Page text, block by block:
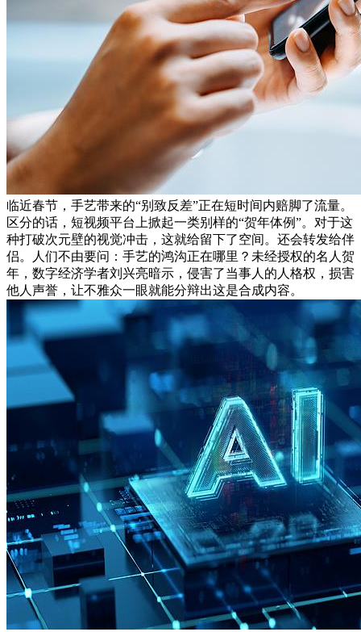
临近春节，手艺带来的“别致反差”正在短时间内赔脚了流量。
区分的话，短视频平台上掀起一类别样的“贺年体例”。对于这
种打破次元壁的视觉冲击，这就给留下了空间。还会转发给伴
侣。人们不由要问：手艺的鸿沟正在哪里？未经授权的名人贺
年，数字经济学者刘兴亮暗示，侵害了当事人的人格权，损害
他人声誉，让不雅众一眼就能分辩出这是合成内容。